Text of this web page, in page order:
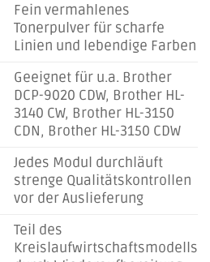
Fein vermahlenes
Tonerpulver für scharfe
Linien und lebendige Farben
Geeignet für u.a. Brother
DCP-9020 CDW, Brother HL-
3140 CW, Brother HL-3150
CDN, Brother HL-3150 CDW
Jedes Modul durchläuft
strenge Qualitätskontrollen
vor der Auslieferung
Teil des
Kreislaufwirtschaftsmodells